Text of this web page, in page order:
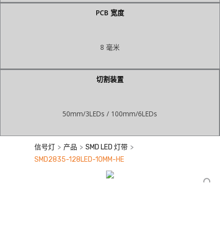
PCB 宽度
8 毫米
切割装置
50mm/3LEDs / 100mm/6LEDs
信号灯 > 产品 > SMD LED 灯带 >
SMD2835-128LED-10MM-HE